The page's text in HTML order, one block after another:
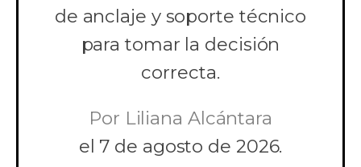
de anclaje y soporte técnico
para tomar la decisión
correcta.
Por Liliana Alcántara
el 7 de agosto de 2026.